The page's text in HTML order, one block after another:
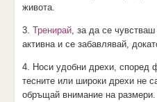
живота.
3. Тренирай, за да се
активна и се забавлявай,
4. Носи удобни дрехи, според
тесните или широки дрехи не
обръщай внимание на